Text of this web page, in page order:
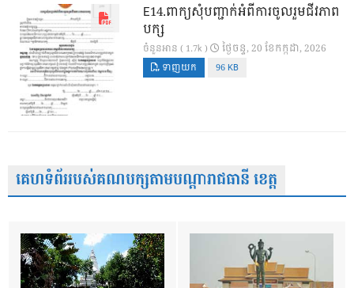
E14.ពាក្យសុំបញ្ជាក់អំពីការចូលរួមជីវភាព
បក្ស
ចំនួនអាន ( 1.7k ) ថ្ងៃ​ចន្ទ, 20 ខែ​កក្កដា, 2026
ទាញយក 96 KB
គេហទំព័ររបស់គណបក្សតាមបណ្តារាជធានី ខេត្ត